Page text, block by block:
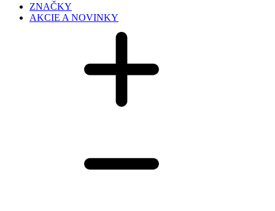
ZNAČKY
AKCIE A NOVINKY